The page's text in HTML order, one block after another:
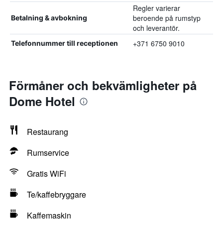
Betalning & avbokning
Regler varierar
beroende på rumstyp
och leverantör.
Telefonnummer till receptionen +371 6750 9010
Förmåner och bekvämligheter på
Dome Hotel
Restaurang
Rumservice
Gratis WiFi
Te/kaffebryggare
Kaffemaskin